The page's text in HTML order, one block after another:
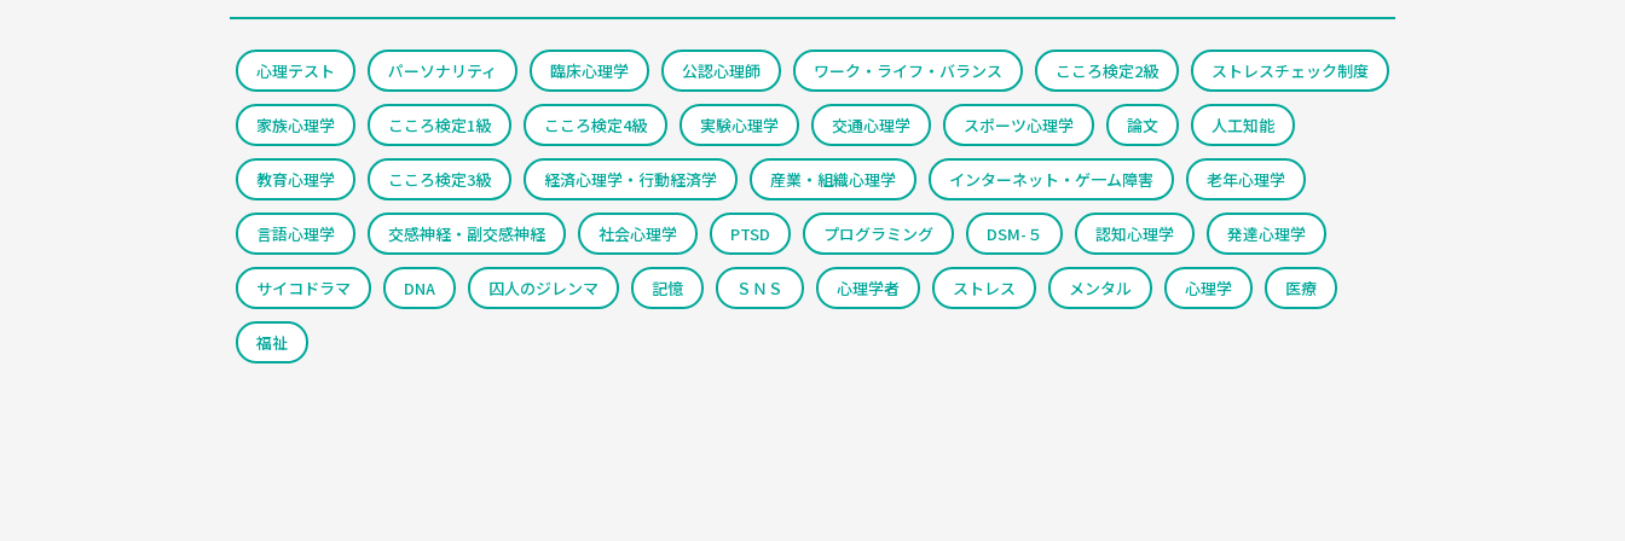
心理テスト パーソナリティ 臨床心理学 公認心理師 ワーク・ライフ・バランス こころ検定2級 ストレスチェック制度
家族心理学 こころ検定1級 こころ検定4級 実験心理学 交通心理学 スポーツ心理学 論文 人工知能
教育心理学 こころ検定3級 経済心理学・行動経済学 産業・組織心理学 インターネット・ゲ一ム障害 老年心理学
言語心理学 交感神経・副交感神経 社会心理学 PTSD プログラミング DSM-５ 認知心理学 発達心理学
サイコドラマ DNA 囚人のジレンマ 記憶 ＳＮＳ 心理学者 ストレス メンタル 心理学 医療
福祉